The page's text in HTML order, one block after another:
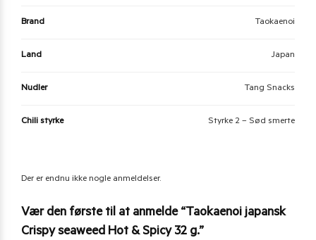
Brand Taokaenoi
Land Japan
Nudler Tang Snacks
Chili styrke Styrke 2 – Sød smerte
Der er endnu ikke nogle anmeldelser.
Vær den første til at anmelde “Taokaenoi japansk
Crispy seaweed Hot & Spicy 32 g.”